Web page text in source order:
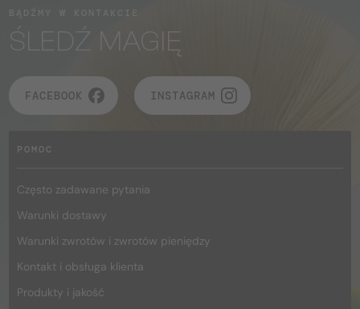
ŚLEDŹ MAGIĘ
FACEBOOK INSTAGRAM
POMOC
Często zadawane pytania
Warunki dostawy
Warunki zwrotów i zwrotów pieniędzy
Kontakt i obsługa klienta
Produkty i jakość